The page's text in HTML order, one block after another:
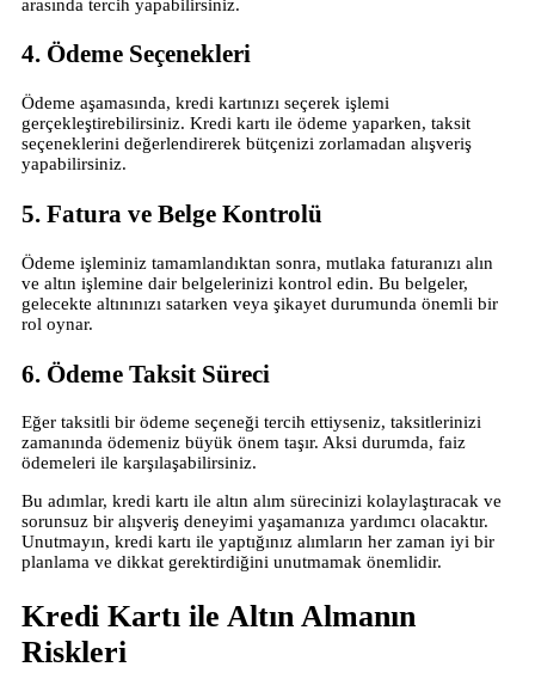
arasında tercih yapabilirsiniz.
4. Ödeme Seçenekleri
Ödeme aşamasında, kredi kartınızı seçerek işlemi
gerçekleştirebilirsiniz. Kredi kartı ile ödeme yaparken, taksit
seçeneklerini değerlendirerek bütçenizi zorlamadan alışveriş
yapabilirsiniz.
5. Fatura ve Belge Kontrolü
Ödeme işleminiz tamamlandıktan sonra, mutlaka faturanızı alın
ve altın işlemine dair belgelerinizi kontrol edin. Bu belgeler,
gelecekte altınınızı satarken veya şikayet durumunda önemli bir
rol oynar.
6. Ödeme Taksit Süreci
Eğer taksitli bir ödeme seçeneği tercih ettiyseniz, taksitlerinizi
zamanında ödemeniz büyük önem taşır. Aksi durumda, faiz
ödemeleri ile karşılaşabilirsiniz.
Bu adımlar, kredi kartı ile altın alım sürecinizi kolaylaştıracak ve
sorunsuz bir alışveriş deneyimi yaşamanıza yardımcı olacaktır.
Unutmayın, kredi kartı ile yaptığınız alımların her zaman iyi bir
planlama ve dikkat gerektirdiğini unutmamak önemlidir.
Kredi Kartı ile Altın Almanın
Riskleri